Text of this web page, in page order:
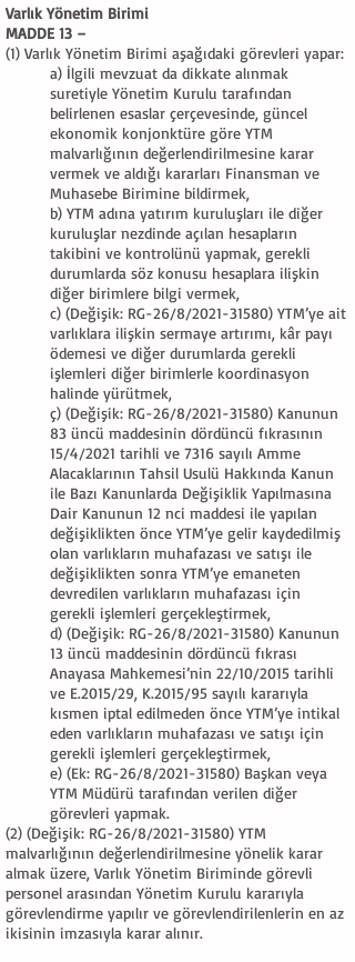
Varlık Yönetim Birimi
MADDE 13 –
(1) Varlık Yönetim Birimi aşağıdaki görevleri yapar:
a) İlgili mevzuat da dikkate alınmak
suretiyle Yönetim Kurulu tarafından
belirlenen esaslar çerçevesinde, güncel
ekonomik konjonktüre göre YTM
malvarlığının değerlendirilmesine karar
vermek ve aldığı kararları Finansman ve
Muhasebe Birimine bildirmek,
b) YTM adına yatırım kuruluşları ile diğer
kuruluşlar nezdinde açılan hesapların
takibini ve kontrolünü yapmak, gerekli
durumlarda söz konusu hesaplara ilişkin
diğer birimlere bilgi vermek,
c) (Değişik: RG-26/8/2021-31580) YTM’ye ait
varlıklara ilişkin sermaye artırımı, kâr payı
ödemesi ve diğer durumlarda gerekli
işlemleri diğer birimlerle koordinasyon
halinde yürütmek,
ç) (Değişik: RG-26/8/2021-31580) Kanunun
83 üncü maddesinin dördüncü fıkrasının
15/4/2021 tarihli ve 7316 sayılı Amme
Alacaklarının Tahsil Usulü Hakkında Kanun
ile Bazı Kanunlarda Değişiklik Yapılmasına
Dair Kanunun 12 nci maddesi ile yapılan
değişiklikten önce YTM’ye gelir kaydedilmiş
olan varlıkların muhafazası ve satışı ile
değişiklikten sonra YTM’ye emaneten
devredilen varlıkların muhafazası için
gerekli işlemleri gerçekleştirmek,
d) (Değişik: RG-26/8/2021-31580) Kanunun
13 üncü maddesinin dördüncü fıkrası
Anayasa Mahkemesi’nin 22/10/2015 tarihli
ve E.2015/29, K.2015/95 sayılı kararıyla
kısmen iptal edilmeden önce YTM’ye intikal
eden varlıkların muhafazası ve satışı için
gerekli işlemleri gerçekleştirmek,
e) (Ek: RG-26/8/2021-31580) Başkan veya
YTM Müdürü tarafından verilen diğer
görevleri yapmak.
(2) (Değişik: RG-26/8/2021-31580) YTM
malvarlığının değerlendirilmesine yönelik karar
almak üzere, Varlık Yönetim Biriminde görevli
personel arasından Yönetim Kurulu kararıyla
görevlendirme yapılır ve görevlendirilenlerin en az
ikisinin imzasıyla karar alınır.